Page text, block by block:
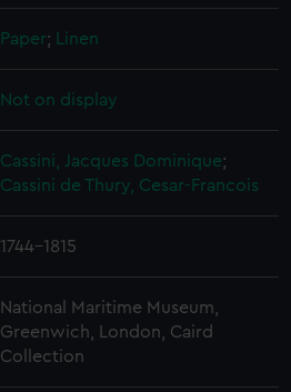
Paper; Linen
Not on display
Cassini, Jacques Dominique;
Cassini de Thury, Cesar-Francois
1744-1815
National Maritime Museum,
Greenwich, London, Caird
Collection